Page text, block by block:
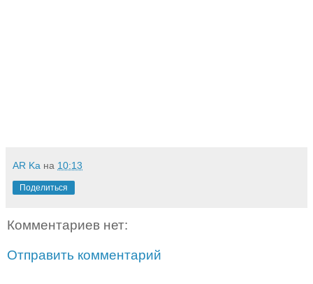
AR Ka на 10:13
Поделиться
Комментариев нет:
Отправить комментарий